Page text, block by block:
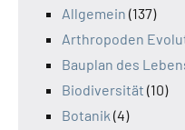
Allgemein (137)
Arthropoden
Bauplan des
Biodiversität (10)
Botanik (4)